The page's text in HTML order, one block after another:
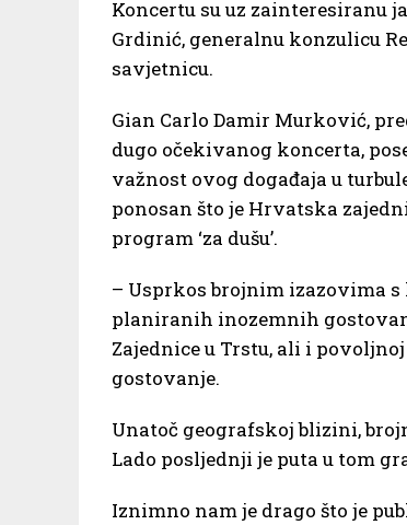
Koncertu su uz zainteresiranu
Grdinić, generalnu konzulicu
savjetnicu.
Gian Carlo Damir Murković,
dugo očekivanog koncerta,
važnost ovog događaja u
ponosan što je Hrvatska
program ‘za dušu’.
– Usprkos brojnim izazovima
planiranih inozemnih
Zajednice u Trstu, ali i
gostovanje.
Unatoč geografskoj blizini,
Lado posljednji je puta u tom
Iznimno nam je drago što je